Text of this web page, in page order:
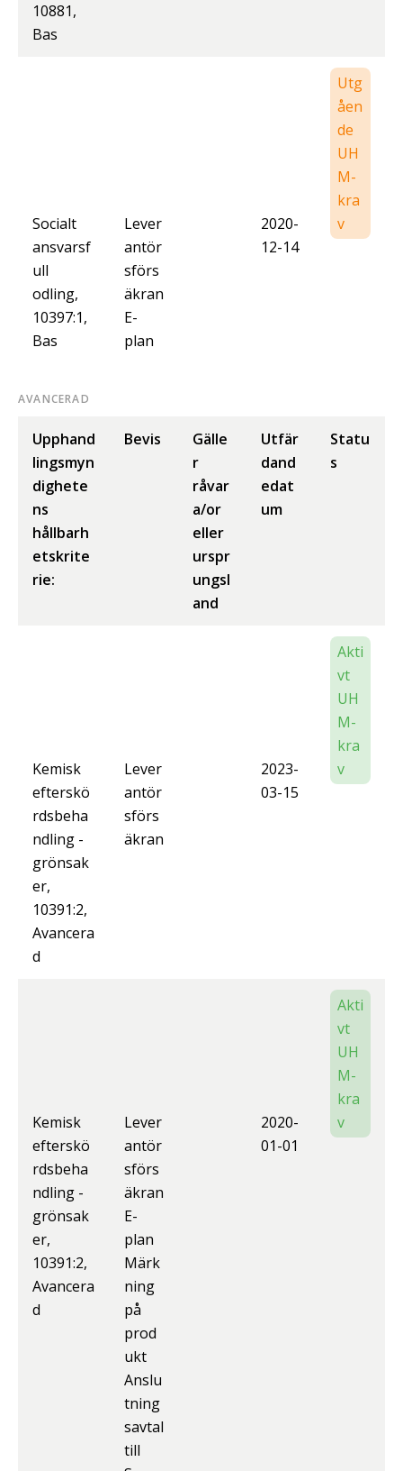
10881,
Bas
Socialt
ansvarsf
ull
odling,
10397:1,
Bas
Lever
antör
sförs
äkran
E-
plan
2020-
12-14
Utg
åen
de
UH
M-
kra
v
AVANCERAD
Upphand
lingsmyn
dighete
ns
hållbarh
etskrite
rie:
Bevis
Gälle
r
råvar
a/or
eller
urspr
ungsl
and
Utfär
dand
edat
um
Statu
s
Kemisk
efterskö
rdsbeha
ndling -
grönsak
er,
10391:2,
Avancera
d
Lever
antör
sförs
äkran
2023-
03-15
Akti
vt
UH
M-
kra
v
Kemisk
efterskö
rdsbeha
ndling -
grönsak
er,
10391:2,
Avancera
d
Lever
antör
sförs
äkran
E-
plan
Märk
ning
på
prod
ukt
Anslu
tning
savtal
till
2020-
01-01
Akti
vt
UH
M-
kra
v